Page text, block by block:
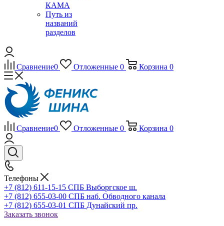
КАМА
Путь из
названий
разделов
Сравнение0 Отложенные 0 Корзина 0
Сравнение0 Отложенные 0 Корзина 0
Телефоны
+7 (812) 611-15-15 СПБ Выборгское ш.
+7 (812) 655-03-00 СПБ наб. Обводного канала
+7 (812) 655-03-01 СПБ Дунайский пр.
Заказать звонок